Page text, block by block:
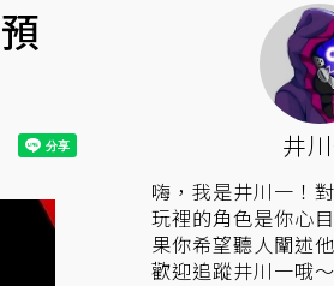
井
嗨，我是井川一！
玩裡的角色是你心
果你希望聽人闡述
歡迎追蹤井川一哦